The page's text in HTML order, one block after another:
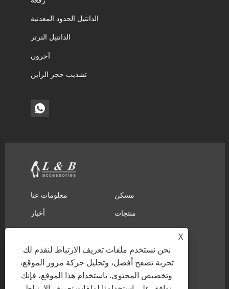
الدانتيل الحدود المعدنية
الدانتيل الترتر
آحرون
تشذيب حجر الراين
مسكن
معلومات عنا
منتجات
أخبار
تحميل
إرسال استفسار
اتصل بنا
حقوق الطبع والنشر © 2022 Ningbo L & B Import &
X
نحن نستخدم ملفات تعريف الارتباط لنقدم لك
تجربة تصفح أفضل، وتحليل حركة مرور الموقع،
وتخصيص المحتوى. باستخدام هذا الموقع، فإنك